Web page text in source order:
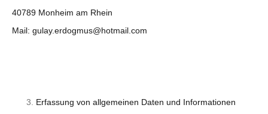
40789 Monheim am Rhein
Mail: gulay.erdogmus@hotmail.com
Erfassung von allgemeinen Daten und Informationen